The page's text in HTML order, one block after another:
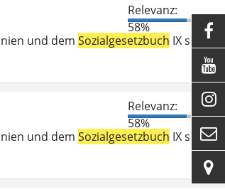
Relevanz:
58%
und dem Sozialgesetzbuch IX sind
Relevanz:
58%
und dem Sozialgesetzbuch IX sind




